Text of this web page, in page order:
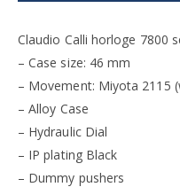
Claudio Calli horloge 7800
– Case size: 46 mm
– Movement: Miyota 2115
– Alloy Case
– Hydraulic Dial
– IP plating Black
– Dummy pushers